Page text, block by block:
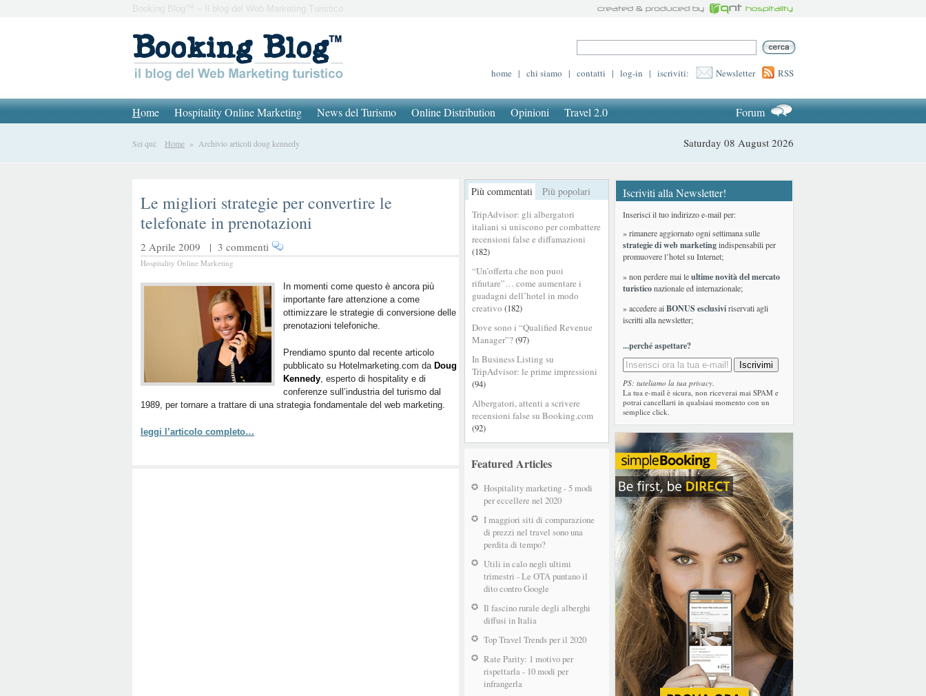
Booking Blog™ – Il blog del Web Marketing Turistico
home | chi siamo | contatti | log-in | iscriviti: Newsletter RSS
Home Hospitality Online Marketing News del Turismo Online Distribution Opinioni Travel 2.0 Forum
Sei qui: Home » Archivio articoli doug kennedy Saturday 08 August 2026
Più commentati Più popolari
TripAdvisor: gli albergatori
italiani si uniscono per combattere
recensioni false e diffamazioni
(182)
“Un’offerta che non puoi
rifiutare”… come aumentare i
guadagni dell’hotel in modo
creativo (182)
Dove sono i “Qualified Revenue
Manager”?(97)
In Business Listing su
TripAdvisor: le prime impressioni
(94)
Albergatori, attenti a scrivere
recensioni false su Booking.com
(92)
Featured Articles
Hospitality marketing - 5 modi
per eccellere nel 2020
I maggiori siti di comparazione
di prezzi nel travel sono una
perdita di tempo?
Utili in calo negli ultimi
trimestri - Le OTA puntano il
dito contro Google
Il fascino rurale degli alberghi
diffusi in Italia
Top Travel Trends per il 2020
Rate Parity: 1 motivo per
rispettarla - 10 modi per
infrangerla
Le migliori strategie per convertire le
telefonate in prenotazioni
2 Aprile 2009 | 3 commenti
Hospitality Online Marketing
In momenti come questo è ancora più
importante fare attenzione a come
ottimizzare le strategie di conversione delle
prenotazioni telefoniche.
Prendiamo spunto dal recente articolo
pubblicato su Hotelmarketing.com da Doug
Kennedy, esperto di hospitality e di
conferenze sull’industria del turismo dal
1989, per tornare a trattare di una strategia fondamentale del web marketing.
leggi l’articolo completo…
Iscriviti alla Newsletter!
Inserisci il tuo indirizzo e-mail per:
» rimanere aggiornato ogni settimana sulle
strategie di web marketingindispensabili per
promuovere l’hotel su Internet;
» non perdere mai leultime novità del mercato
turisticonazionale ed internazionale;
» accedere aiBONUS esclusiviriservati agli
iscritti alla newsletter;
...perché aspettare?
PS: tuteliamo la tua privacy.
La tua e-mail è sicura, non riceverai mai SPAM e
potrai cancellarti in qualsiasi momento con un
semplice click.